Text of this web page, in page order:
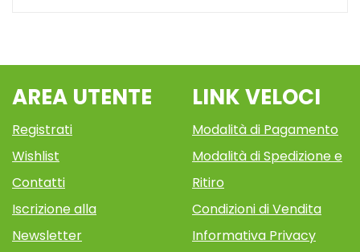
AREA UTENTE
Registrati
Wishlist
Contatti
Iscrizione alla
Newsletter
LINK VELOCI
Modalità di Pagamento
Modalità di Spedizione e
Ritiro
Condizioni di Vendita
Informativa Privacy